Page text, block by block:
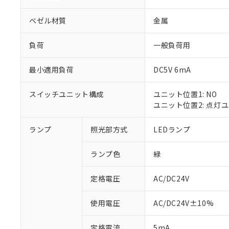
ベゼル材質 金属
負荷 一般負荷用
最小適用負荷 DC5V 6mA
スイッチユニット構成
ユニット位置1: NO
ユニット位置2: 点灯
ランプ 照光部方式 LEDランプ
ランプ色 緑
定格電圧 AC/DC24V
使用電圧 AC/DC24V±10%
ご利用条件
以下の条件をお読
※1 対応状況
対応予定：EU
対応予定なし：
調査・確認中：
非該当品：ライセ
※1 中国